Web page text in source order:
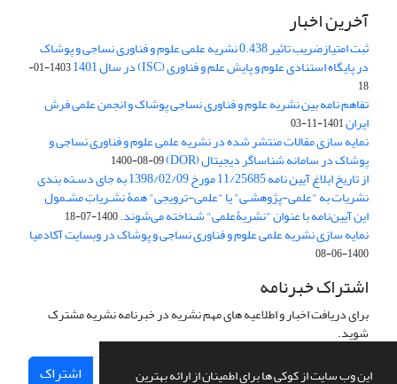
این وب سایت از کوکی ها برای اطمینان از ارائه بهترین
آخرین اخبار
ثبت امتیازضریب تاثیر 0.438 نشریه علمی علوم و فناوری نساجی و پوشاک
در پایگاه استنادی علوم و پایش علم و فناوری (ISC) در سال 1401
1403-01-
18
تفاهم نامه بین نشریه علوم و فناوری نساجی پوشاک و انجمن علمی فرش
ایران1401-11-03
نمایه سازی مقالات منتشر شده در نشریه علمی علوم و فناوری نساجی و
پوشاک در سامانه شناساگر دیجیتال (DOR) 1400-08-09
از تاریخ ابلاغ آیین نامه 11/25685 مورخ 1398/02/09 به جای دسـته بندی
نشریات به "علمی-پژوهشـی" یا "علمی-ترویجی" همۀ نشـریاتِ مشـمول
این آیین‌نامه با عنوان "نشریۀعلمی" شـناخته می‌شوند.1400-07-18
نمایه سازی نشریه علمی علوم و فناوری نساجی و پوشاک در وبسایت آکادمیا
1400-06-08
اشتراک خبرنامه
برای دریافت اخبار و اطلاعیه های مهم نشریه در خبرنامه نشریه مشترک
شوید.
اشتراک